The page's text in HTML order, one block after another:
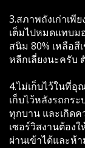
3.สภาพถังเก่าเพี
เต็มไปหมดแทบม
สนิม 80% เหลือสี
หลีกเลี่ยงนะครับ
4.ไม่เก็บไว้ในที่อุ
เก็บไว้หลังรถกร
ทุกบาน และเกิด
เซอร์วิสงานต้อง
ผ่านเข้าได้และห้